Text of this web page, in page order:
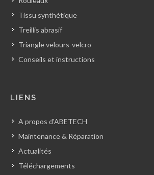
Tissu synthétique
Treillis abrasif
Triangle velours-velcro
Conseils et instructions
LIENS
A propos d'ABETECH
Maintenance & Réparation
Actualités
Téléchargements